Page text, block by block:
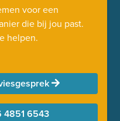
voor een
die bij jou past.
helpen.
6543